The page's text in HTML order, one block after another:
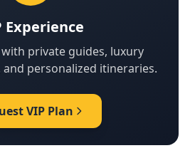
Experience
private guides, luxury
personalized itineraries.
VIP Plan